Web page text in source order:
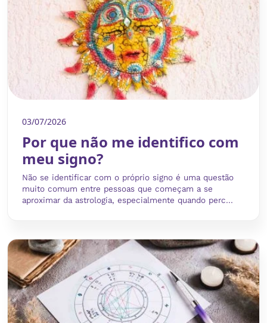
03/07/2026
Por que não me identifico com
meu signo?
Não se identificar com o próprio signo é uma questão
muito comum entre pessoas que começam a se
aproximar da astrologia, especialmente quando perc...